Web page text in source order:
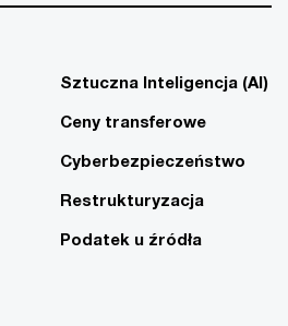
Sztuczna Inteligencja (AI)
Ceny transferowe
Cyberbezpieczeństwo
Restrukturyzacja
Podatek u źródła